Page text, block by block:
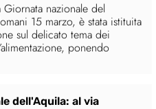
nazionale del
15 marzo, è stata istituita
sul delicato tema dei
ponendo
dell'Aquila: al via